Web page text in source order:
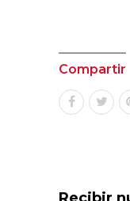
Compartir